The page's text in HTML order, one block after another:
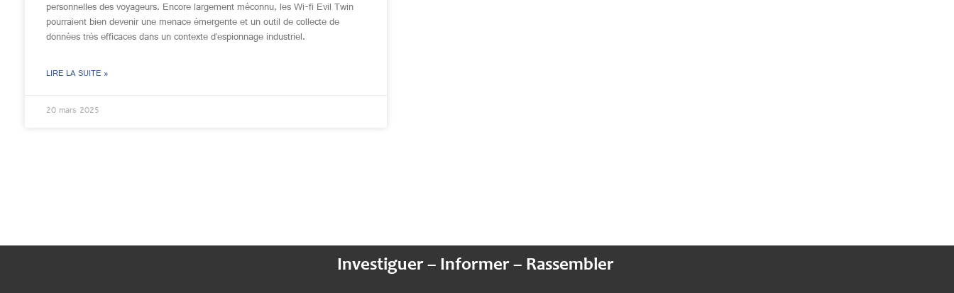
personnelles des voyageurs. Encore largement méconnu, les Wi-fi Evil Twin
pourraient bien devenir une menace émergente et un outil de collecte de
données très efficaces dans un contexte d’espionnage industriel.
LIRE LA SUITE »
20 mars 2025
Investiguer – Informer – Rassembler